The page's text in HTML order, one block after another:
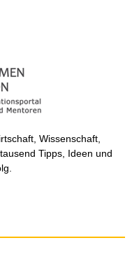
Wissenschaft,
Tipps, Ideen und